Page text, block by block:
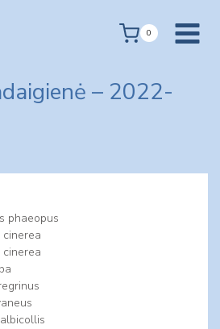
0
– 2022-
phaeopus